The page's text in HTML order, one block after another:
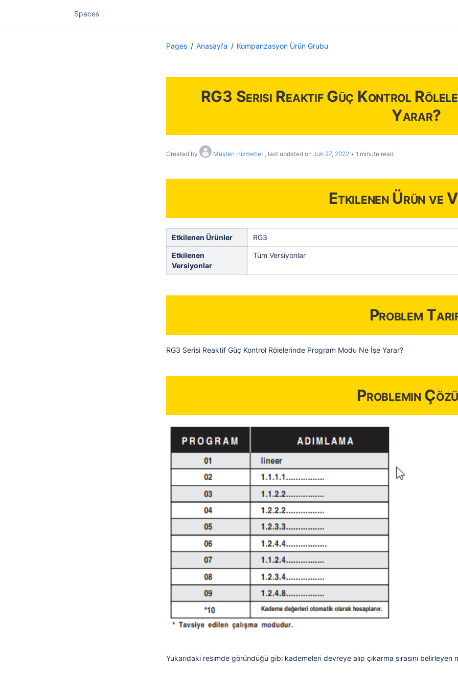
Spaces
Pages Anasayfa Kompanzasyon Ürün Grubu
RG3 Serisi Reaktif Güç Kontrol
Yarar?
Created by Müşteri Hizmetleri, last updated on Jun 27, 2022 1 minute read
Etkilenen Ürün ve
Etkilenen Ürünler RG3
Etkilenen
Versiyonlar
Tüm Versiyonlar
Problem
RG3 Serisi Reaktif Güç Kontrol Rölelerinde Program Modu Ne İşe Yarar?
Problemin
Yukarıdaki resimde göründüğü gibi kademeleri devreye alıp çıkarma sırasını